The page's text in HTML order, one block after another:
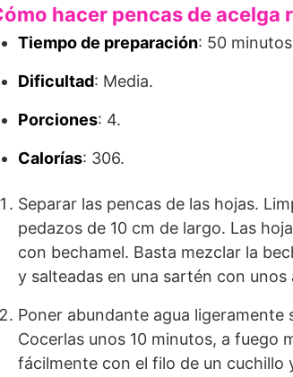
hacer pencas de acelga
Tiempo de preparación: 50
Dificultad: Media.
Porciones: 4.
Calorías: 306.
Separar las pencas de las hojas.
pedazos de 10 cm de largo. Las
con bechamel. Basta mezclar la
y salteadas en una sartén con
Poner abundante agua ligeramente
Cocerlas unos 10 minutos, a fuego
fácilmente con el filo de un cuchillo